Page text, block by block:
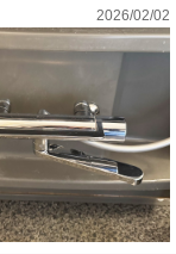
2026/02/02